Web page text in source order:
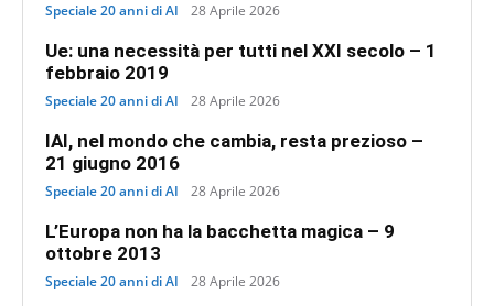
Speciale 20 anni di AI 28 Aprile 2026
Ue: una necessità per tutti nel XXI secolo – 1
febbraio 2019
Speciale 20 anni di AI 28 Aprile 2026
IAI, nel mondo che cambia, resta prezioso –
21 giugno 2016
Speciale 20 anni di AI 28 Aprile 2026
L’Europa non ha la bacchetta magica – 9
ottobre 2013
Speciale 20 anni di AI 28 Aprile 2026